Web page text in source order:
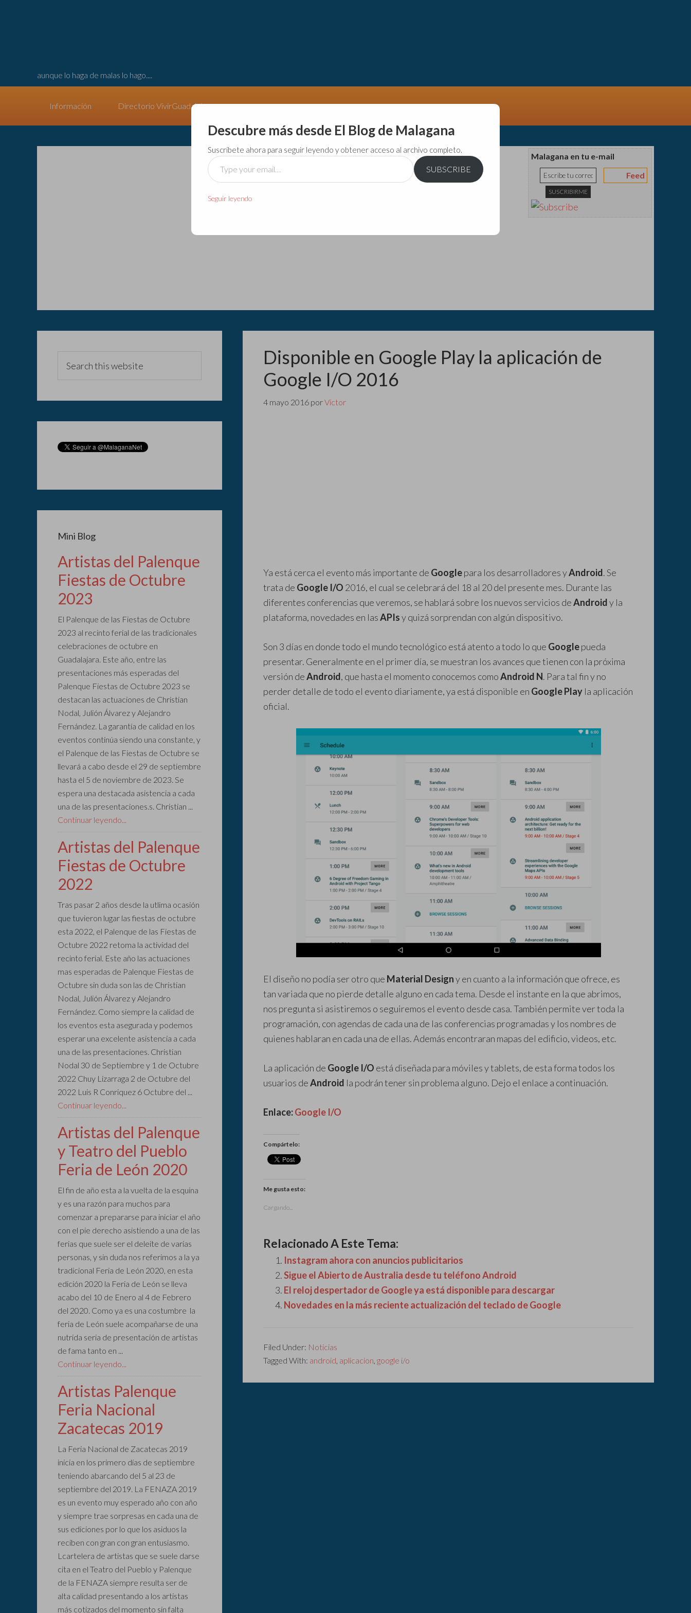
aunque lo haga de malas lo hago....
Información Directorio VivirGuadalajara
Malagana en tu e-mail
Feed
Disponible en Google Play la aplicación de
Google I/O 2016
4 mayo 2016 porVictor
Ya está cerca el evento más importante de Googlepara los desarrolladores yAndroid. Se
trata de Google I/O 2016, el cual se celebrará del 18 al 20 del presente mes. Durante las
diferentes conferencias que veremos, se hablará sobre los nuevos servicios deAndroidy la
plataforma, novedades en lasAPIsy quizá sorprendan con algún dispositivo.
Son 3 días en donde todo el mundo tecnológico está atento a todo lo que Googlepueda
presentar. Generalmente en el primer día, se muestran los avances que tienen con la próxima
versión deAndroid, que hasta el momento conocemos comoAndroid N. Para tal fin y no
perder detalle de todo el evento diariamente, ya está disponible en Google Play la aplicación
oficial.
El diseño no podía ser otro que Material Designy en cuanto a la información que ofrece, es
tan variada que no pierde detalle alguno en cada tema. Desde el instante en la que abrimos,
nos pregunta si asistiremos o seguiremos el evento desde casa. También permite ver toda la
programación, con agendas de cada una de las conferencias programadas y los nombres de
quienes hablaran en cada una de ellas. Además encontraran mapas del edificio, videos, etc.
La aplicación de Google I/O está diseñada para móviles y tablets, de esta forma todos los
usuarios deAndroid la podrán tener sin problema alguno. Dejo el enlace a continuación.
Enlace:Google I/O
Compártelo:
Me gusta esto:
Cargando...
Relacionado A Este Tema:
Instagram ahora con anuncios publicitarios
Sigue el Abierto de Australia desde tu teléfono Android
El reloj despertador de Google ya está disponible para descargar
Novedades en la más reciente actualización del teclado de Google
Filed Under: Noticias
Tagged With: android aplicacion google i/o
Mini Blog
Artistas del Palenque
Fiestas de Octubre
2023
El Palenque de las Fiestas de Octubre
2023 al recinto ferial de las tradicionales
celebraciones de octubre en
Guadalajara. Este año, entre las
presentaciones más esperadas del
Palenque Fiestas de Octubre 2023 se
destacan las actuaciones de Christian
Nodal, Julión Álvarez y Alejandro
Fernández. La garantía de calidad en los
eventos continúa siendo una constante, y
el Palenque de las Fiestas de Octubre se
llevará a cabo desde el 29 de septiembre
hasta el 5 de noviembre de 2023. Se
espera una destacada asistencia a cada
una de las presentaciones.s. Christian ...
Continuar leyendo...
Artistas del Palenque
Fiestas de Octubre
2022
Tras pasar 2 años desde la utlima ocasión
que tuvieron lugar las fiestas de octubre
esta 2022, el Palenque de las Fiestas de
Octubre 2022 retoma la actividad del
recinto ferial. Este año las actuaciones
mas esperadas de Palenque Fiestas de
Octubre sin duda son las de Christian
Nodal, Julión Álvarez y Alejandro
Fernández. Como siempre la calidad de
los eventos esta asegurada y podemos
esperar una excelente asistencia a cada
una de las presentaciones. Christian
Nodal 30 de Septiembre y 1 de Octubre
2022 Chuy Lizarraga 2 de Octubre del
2022 Luis R Conriquez 6 Octubre del ...
Continuar leyendo...
Artistas del Palenque
y Teatro del Pueblo
Feria de León 2020
El fin de año esta a la vuelta de la esquina
y es una razón para muchos para
comenzar a prepararse para iniciar el año
con el pie derecho asistiendo a una de las
ferias que suele ser el deleite de varias
personas, y sin duda nos referimos a la ya
tradicional Feria de León 2020, en esta
edición 2020 la Feria de León se lleva
acabo del 10 de Enero al 4 de Febrero
del 2020. Como ya es una costumbre la
feria de León suele acompañarse de una
nutrida seria de presentación de artistas
de fama tanto en ...
Continuar leyendo...
Artistas Palenque
Feria Nacional
Zacatecas 2019
La Feria Nacional de Zacatecas 2019
inicia en los primero días de septiembre
teniendo abarcando del 5 al 23 de
septiembre del 2019. La FENAZA 2019
es un evento muy esperado año con año
y siempre trae sorpresas en cada una de
sus ediciones por lo que los asiduos la
reciben con gran con gran entusiasmo.
Lcartelera de artistas que se suele darse
cita en el Teatro del Pueblo y Palenque
de la FENAZA siempre resulta ser de
alta calidad presentando a los artistas
más cotizados del momento sin falta
Descubre más desde El Blog de Malagana
Suscríbete ahora para seguir leyendo y obtener acceso al archivo completo.
Type
your
SUBSCRIBE
Seguir leyendo